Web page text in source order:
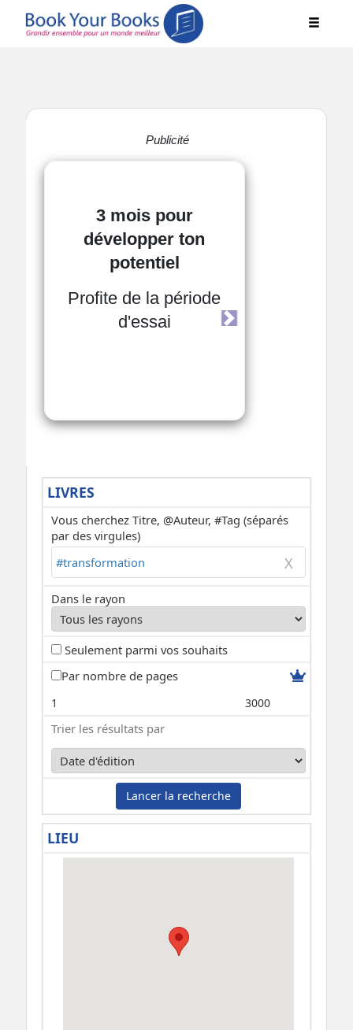
LIVRES
Vous cherchez Titre, @Auteur, #Tag (séparés
par des virgules)
Dans le rayon
Seulement parmi vos souhaits
Par nombre de pages
1 3000
Trier les résultats par
Lancer la recherche
LIEU